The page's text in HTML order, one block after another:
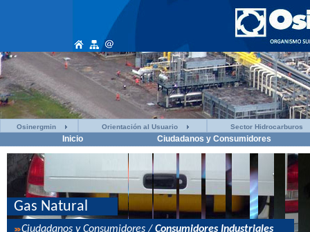
Osinergmin Orientación al Usuario Sector Hidrocarburos
Inicio Ciudadanos y Consumidores